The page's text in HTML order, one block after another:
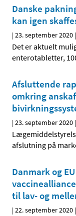
Danske
kan igen
|23. september 2020 |
Det er aktuelt
enterotabletter,
Afsluttende
omkring
|23. september 2020 |
afslutning på
Danmark og
til lav- og
|22. september 2020 |